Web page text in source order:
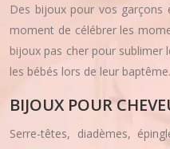
Des bijoux pour vos
moment de célébrer les
bijoux pas cher pour sublimer
les bébés lors de leur baptême.
BIJOUX POUR
Serre-têtes, diadèmes,